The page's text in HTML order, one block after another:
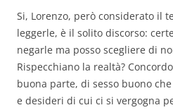
Si, Lorenzo, però considerato il
leggerle, è il solito discorso:
negarle ma posso scegliere di
Rispecchiano la realtà?
buona parte, di sesso buono
e desideri di cui ci si vergogna